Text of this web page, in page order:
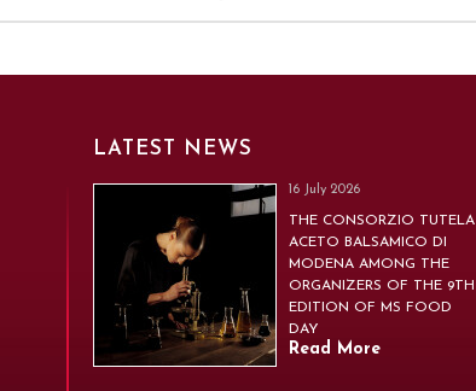
LATEST NEWS
16 July 2026
THE CONSORZIO TUTELA
ACETO BALSAMICO DI
MODENA AMONG THE
ORGANIZERS OF THE 9TH
EDITION OF MS FOOD
DAY
Read More